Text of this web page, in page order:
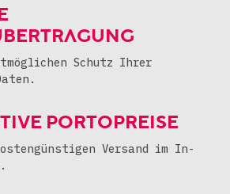
Schutz Ihrer
PORTOPREISE
Versand im In-